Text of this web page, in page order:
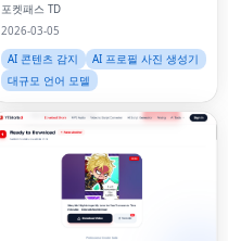
포켓패스 TD
2026-03-05
AI 콘텐츠 감지
AI 프로필 사진 생성기
대규모 언어 모델